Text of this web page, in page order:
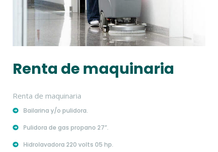
Renta de maquinaria
Renta de maquinaria
Bailarina y/o pulidora.
Pulidora de gas propano 27”.
Hidrolavadora 220 volts 05 hp.